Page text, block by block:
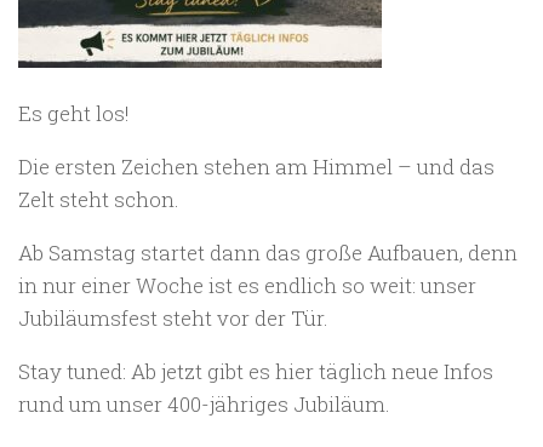
Es geht los!
Die ersten Zeichen stehen am Himmel – und das
Zelt steht schon.
Ab Samstag startet dann das große Aufbauen, denn
in nur einer Woche ist es endlich so weit: unser
Jubiläumsfest steht vor der Tür.
Stay tuned: Ab jetzt gibt es hier täglich neue Infos
rund um unser 400-jähriges Jubiläum.